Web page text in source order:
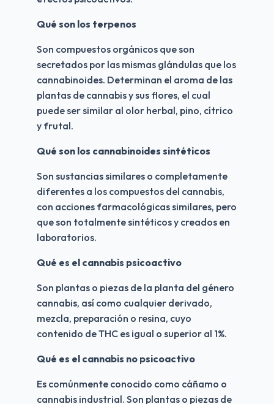
Qué son los terpenos
Son compuestos orgánicos que son
secretados por las mismas glándulas que los
cannabinoides. Determinan el aroma de las
plantas de cannabis y sus flores, el cual
puede ser similar al olor herbal, pino, cítrico
y frutal.
Qué son los cannabinoides sintéticos
Son sustancias similares o completamente
diferentes a los compuestos del cannabis,
con acciones farmacológicas similares, pero
que son totalmente sintéticos y creados en
laboratorios.
Qué es el cannabis psicoactivo
Son plantas o piezas de la planta del género
cannabis, así como cualquier derivado,
mezcla, preparación o resina, cuyo
contenido de THC es igual o superior al 1%.
Qué es el cannabis no psicoactivo
Es comúnmente conocido como cáñamo o
cannabis industrial. Son plantas o piezas de